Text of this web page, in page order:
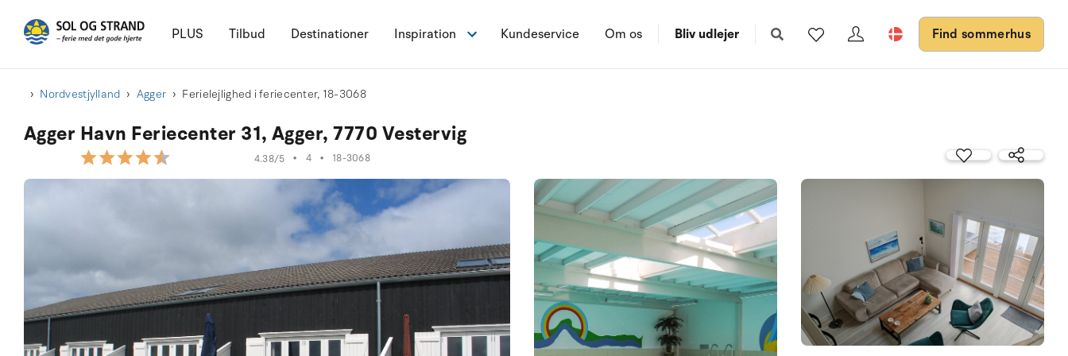
PLUS Tilbud Destinationer Inspiration Kundeservice Om os Bliv udlejer Find sommerhus
Nordvestjylland Agger Ferielejlighed i feriecenter, 18-3068
Agger Havn Feriecenter 31, Agger, 7770 Vestervig
4.38/5 • 4 • 18-3068